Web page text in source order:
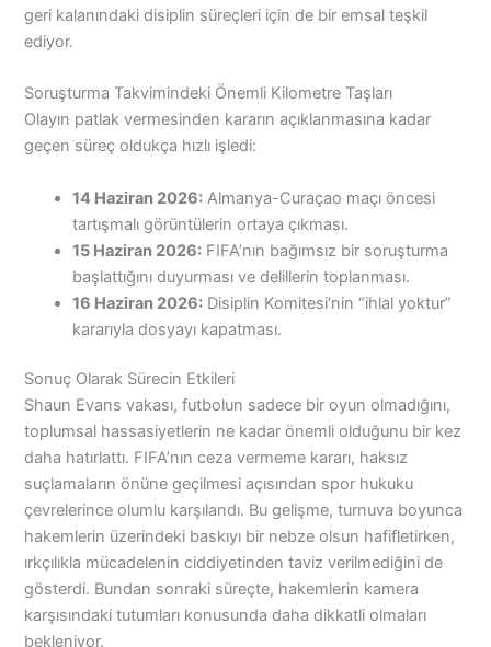
geri kalanındaki disiplin süreçleri için de bir emsal teşkil
ediyor.
Soruşturma Takvimindeki Önemli Kilometre Taşları
Olayın patlak vermesinden kararın açıklanmasına kadar
geçen süreç oldukça hızlı işledi:
14 Haziran 2026: Almanya-Curaçao maçı öncesi
tartışmalı görüntülerin ortaya çıkması.
15 Haziran 2026: FIFA’nın bağımsız bir soruşturma
başlattığını duyurması ve delillerin toplanması.
16 Haziran 2026: Disiplin Komitesi’nin “ihlal yoktur”
kararıyla dosyayı kapatması.
Sonuç Olarak Sürecin Etkileri
Shaun Evans vakası, futbolun sadece bir oyun olmadığını,
toplumsal hassasiyetlerin ne kadar önemli olduğunu bir kez
daha hatırlattı. FIFA’nın ceza vermeme kararı, haksız
suçlamaların önüne geçilmesi açısından spor hukuku
çevrelerince olumlu karşılandı. Bu gelişme, turnuva boyunca
hakemlerin üzerindeki baskıyı bir nebze olsun hafifletirken,
ırkçılıkla mücadelenin ciddiyetinden taviz verilmediğini de
gösterdi. Bundan sonraki süreçte, hakemlerin kamera
karşısındaki tutumları konusunda daha dikkatli olmaları
bekleniyor.